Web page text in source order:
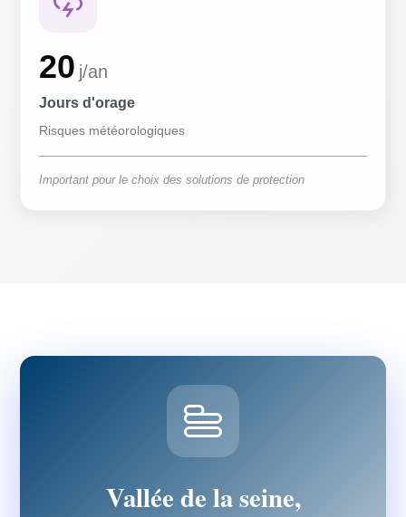
20 j/an
Jours d'orage
Risques météorologiques
Important pour le choix des solutions de protection
Vallée de la seine,